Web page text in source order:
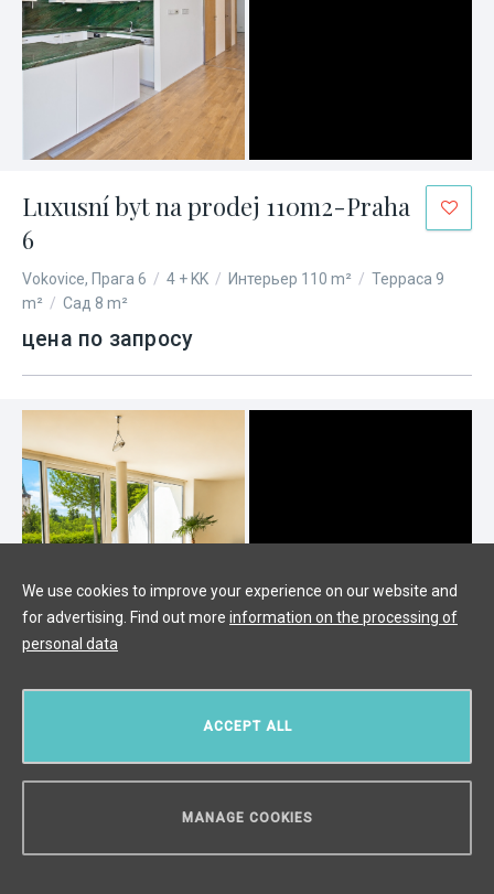
Luxusní byt na prodej 110m2-Praha
6
Vokovice, Прага 6 / 4 + KK / Интерьер 110 m² / Терраса 9
m² / Сад 8 m²
цена по запросу
Продажа элитной виллы в
Пругоницах
ACCEPT ALL
MANAGE COOKIES
We use cookies to improve your experience on our website and
for advertising. Find out more information on the processing of
personal data